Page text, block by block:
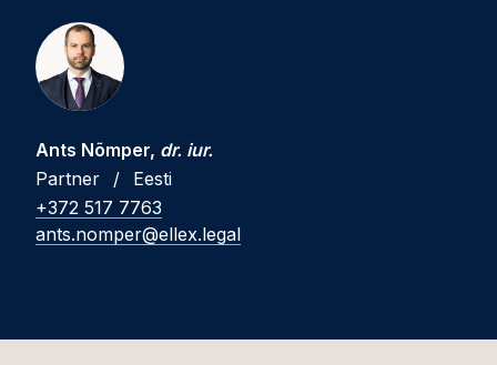
Ants Nõmper, dr. iur.
Partner
/
Eesti
+372 517 7763
ants.nomper@ellex.legal